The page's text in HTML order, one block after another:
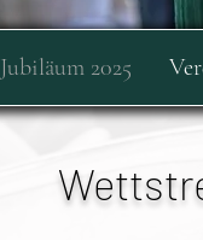
Jubiläum 2025